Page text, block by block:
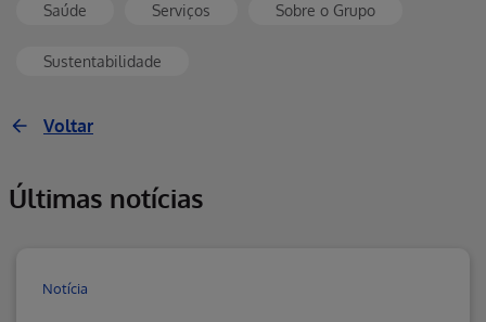
Saúde Serviços Sobre o Grupo
Sustentabilidade
Voltar
Últimas notícias
Notícia